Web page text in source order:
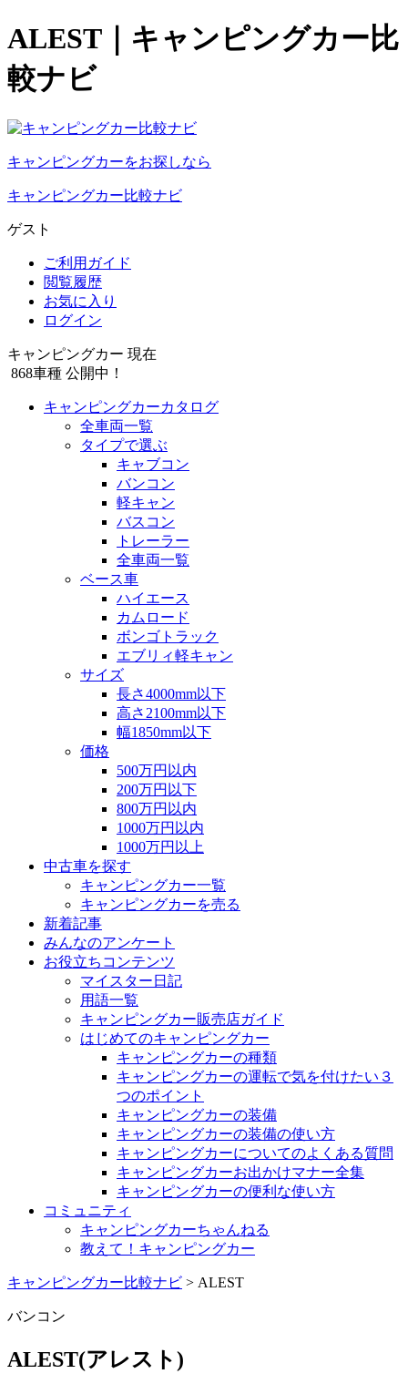
ALEST｜キャンピングカー比
較ナビ
キャンピングカーをお探しなら
キャンピングカー比較ナビ
ゲスト
ご利用ガイド
閲覧履歴
お気に入り
ログイン
キャンピングカー 現在
868車種 公開中！
キャンピングカーカタログ
全車両一覧
タイプで選ぶ
キャブコン
バンコン
軽キャン
バスコン
トレーラー
全車両一覧
ベース車
ハイエース
カムロード
ボンゴトラック
エブリィ軽キャン
サイズ
長さ4000mm以下
高さ2100mm以下
幅1850mm以下
価格
500万円以内
200万円以下
800万円以内
1000万円以内
1000万円以上
中古車を探す
キャンピングカー一覧
キャンピングカーを売る
新着記事
みんなのアンケート
お役立ちコンテンツ
マイスター日記
用語一覧
キャンピングカー販売店ガイド
はじめてのキャンピングカー
キャンピングカーの種類
キャンピングカーの運転で気を付けたい３
つのポイント
キャンピングカーの装備
キャンピングカーの装備の使い方
キャンピングカーについてのよくある質問
キャンピングカーお出かけマナー全集
キャンピングカーの便利な使い方
コミュニティ
キャンピングカーちゃんねる
教えて！キャンピングカー
キャンピングカー比較ナビ > ALEST
バンコン
ALEST(アレスト)